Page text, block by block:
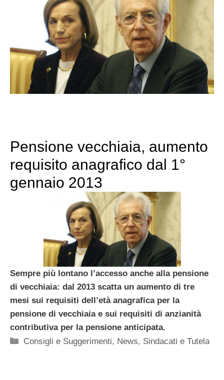
Pensione vecchiaia, aumento
requisito anagrafico dal 1°
gennaio 2013
Sempre più lontano l’accesso anche alla pensione
di vecchiaia: dal 2013 scatta un aumento di tre
mesi sui requisiti dell’età anagrafica per la
pensione di vecchiaia e sui requisiti di anzianità
contributiva per la pensione anticipata.
Categorie
Consigli e Suggerimenti, News, Sindacati e Tutela